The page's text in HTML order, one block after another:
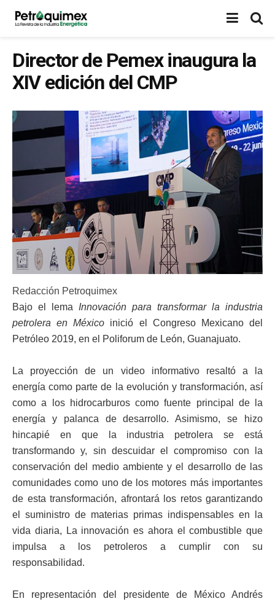
Director de Pemex inaugura la
XIV edición del CMP
Redacción Petroquimex
Bajo el lema Innovación para transformar la industria
petrolera en México inició el Congreso Mexicano del
Petróleo 2019, en el Poliforum de León, Guanajuato.
La proyección de un video informativo resaltó a la
energía como parte de la evolución y transformación, así
como a los hidrocarburos como fuente principal de la
energía y palanca de desarrollo. Asimismo, se hizo
hincapié en que la industria petrolera se está
transformando y, sin descuidar el compromiso con la
conservación del medio ambiente y el desarrollo de las
comunidades como uno de los motores más importantes
de esta transformación, afrontará los retos garantizando
el suministro de materias primas indispensables en la
vida diaria, La innovación es ahora el combustible que
impulsa a los petroleros a cumplir con su
responsabilidad.
En representación del presidente de México Andrés